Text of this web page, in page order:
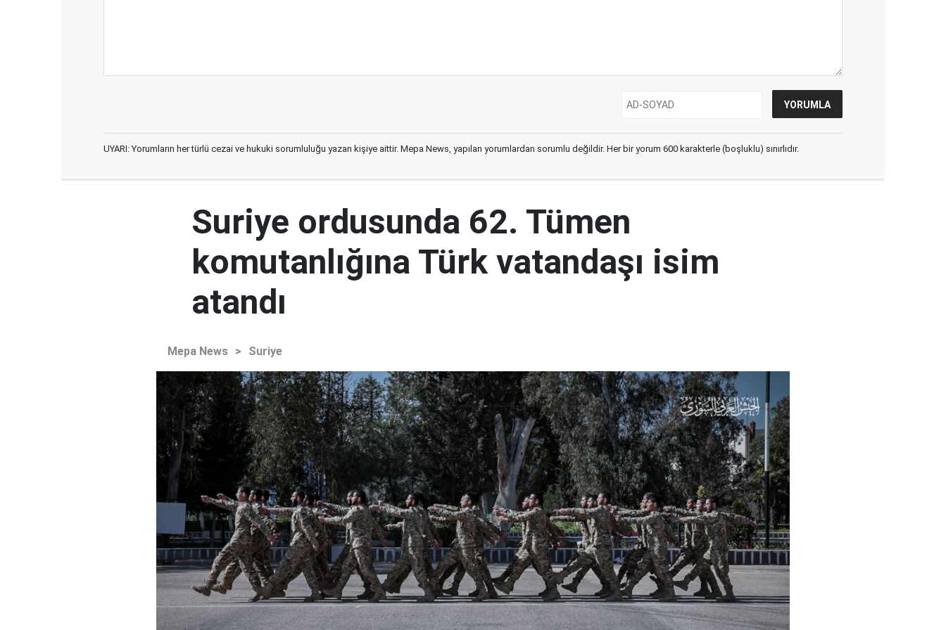
UYARI: Yorumların her türlü cezai ve hukuki sorumluluğu yazan kişiye aittir. Mepa News, yapılan yorumlardan sorumlu değildir. Her bir yorum 600 karakterle (boşluklu) sınırlıdır.
Suriye ordusunda 62. Tümen
komutanlığına Türk vatandaşı isim
atandı
Mepa News > Suriye